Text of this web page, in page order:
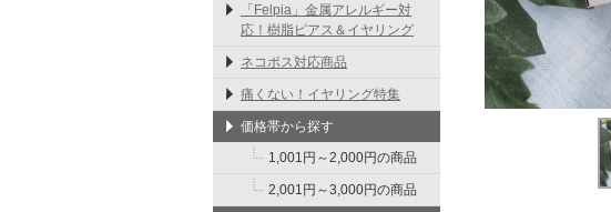
「Felpia」金属アレルギー対
応！樹脂ピアス＆イヤリング
ネコポス対応商品
痛くない！イヤリング特集
価格帯から探す
1,001円～2,000円の商品
2,001円～3,000円の商品